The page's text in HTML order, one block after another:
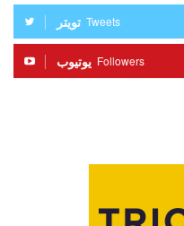
تويتر Tweets
يوتيوب Followers